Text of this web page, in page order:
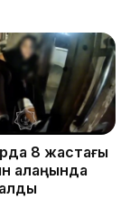
8 жастағы
алаңында